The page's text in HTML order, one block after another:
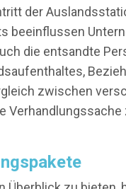
der
beeinflussen
die entsandte
zwischen